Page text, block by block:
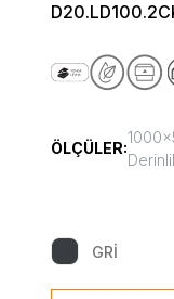
ÖLÇÜLER:
GRİ